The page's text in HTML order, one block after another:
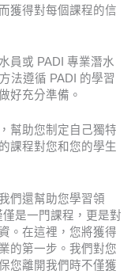
獲得對每個課程的信
員或 PADI 專業潛水
法遵循 PADI 的學習
好充分準備。
幫助您制定自己獨特
課程對您和您的學生
們還幫助您學習領
是一門課程，更是對
。在這裡，您將獲得
的第一步。 我們對您
您離開我們時不僅獲